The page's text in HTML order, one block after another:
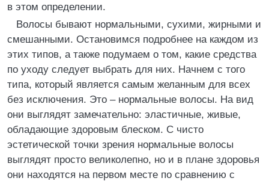
в этом определении.
Волосы бывают нормальными, сухими, жирными и
смешанными. Остановимся подробнее на каждом из
этих типов, а также подумаем о том, какие средства
по уходу следует выбрать для них. Начнем с того
типа, который является самым желанным для всех
без исключения. Это – нормальные волосы. На вид
они выглядят замечательно: эластичные, живые,
обладающие здоровым блеском. С чисто
эстетической точки зрения нормальные волосы
выглядят просто великолепно, но и в плане здоровья
они находятся на первом месте по сравнению с